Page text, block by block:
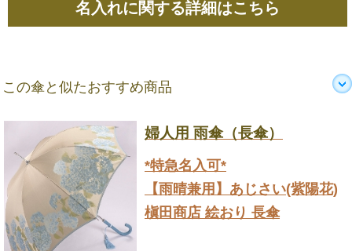
名入れに関する詳細はこちら
この傘と似たおすすめ商品
婦人用 雨傘（長傘）
*特急名入可*
【雨晴兼用】あじさい(紫陽花)
槇田商店 絵おり 長傘